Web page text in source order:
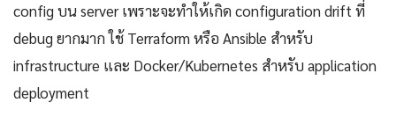
config บน server เพราะจะทำให้เกิด configuration drift ที่
debug ยากมาก ใช้ Terraform หรือ Ansible สำหรับ
infrastructure และ Docker/Kubernetes สำหรับ application
deployment